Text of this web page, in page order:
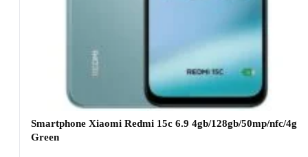
Smartphone Xiaomi Redmi 15c 6.9 4gb/128gb/50mp/nfc/4g
Green